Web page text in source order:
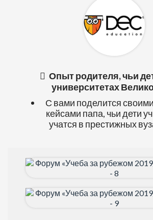
Опыт родителя, чьи
университетах
С вами поделится
кейсами папа, чьи дети
учатся в престижных